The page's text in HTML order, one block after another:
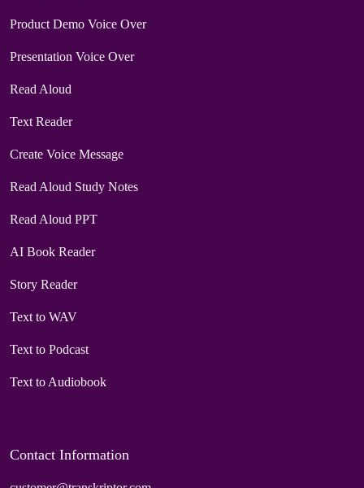
Product Demo Voice Over
Presentation Voice Over
Read Aloud
Text Reader
Create Voice Message
Read Aloud Study Notes
Read Aloud PPT
AI Book Reader
Story Reader
Text to WAV
Text to Podcast
Text to Audiobook
Contact Information